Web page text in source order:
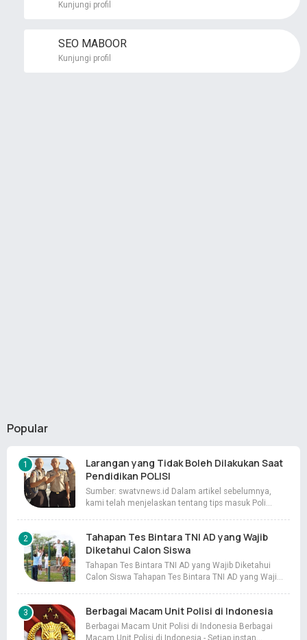
Kunjungi profil
SEO MABOOR
Kunjungi profil
Popular
Larangan yang Tidak Boleh Dilakukan Saat
Pendidikan POLISI
Sumber: swatvnews.id Dalam artikel sebelumnya,
kami telah menjelaskan tentang tips masuk Poli…
Tahapan Tes Bintara TNI AD yang Wajib
Diketahui Calon Siswa
Tahapan Tes Bintara TNI AD yang Wajib Diketahui
Calon Siswa Tahapan Tes Bintara TNI AD yang Waji…
Berbagai Macam Unit Polisi di Indonesia
Berbagai Macam Unit Polisi di Indonesia Berbagai
Macam Unit Polisi di Indonesia - Setiap instan…